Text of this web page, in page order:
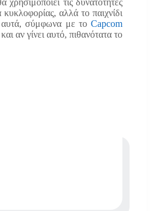
χρησιμοποιεί τις δυνατότητες
αλλά το παιχνίδι
αυτά, σύμφωνα με τοCapcom
αν γίνει αυτό, πιθανότατα το